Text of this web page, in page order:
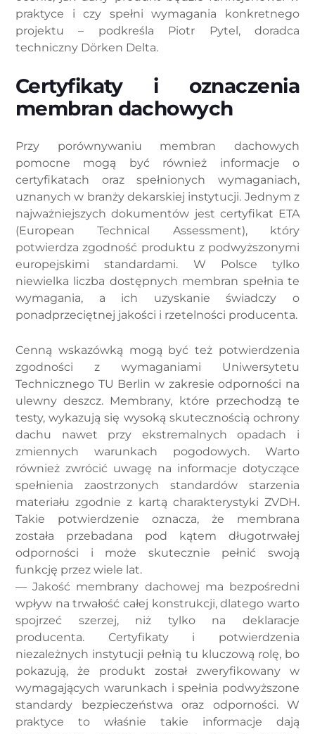
praktyce i czy spełni wymagania konkretnego
projektu – podkreśla Piotr Pytel, doradca
techniczny Dörken Delta.
Certyfikaty i oznaczenia
membran dachowych
Przy porównywaniu membran dachowych
pomocne mogą być również informacje o
certyfikatach oraz spełnionych wymaganiach,
uznanych w branży dekarskiej instytucji. Jednym z
najważniejszych dokumentów jest certyfikat ETA
(European Technical Assessment), który
potwierdza zgodność produktu z podwyższonymi
europejskimi standardami. W Polsce tylko
niewielka liczba dostępnych membran spełnia te
wymagania, a ich uzyskanie świadczy o
ponadprzeciętnej jakości i rzetelności producenta.
Cenną wskazówką mogą być też potwierdzenia
zgodności z wymaganiami Uniwersytetu
Technicznego TU Berlin w zakresie odporności na
ulewny deszcz. Membrany, które przechodzą te
testy, wykazują się wysoką skutecznością ochrony
dachu nawet przy ekstremalnych opadach i
zmiennych warunkach pogodowych. Warto
również zwrócić uwagę na informacje dotyczące
spełnienia zaostrzonych standardów starzenia
materiału zgodnie z kartą charakterystyki ZVDH.
Takie potwierdzenie oznacza, że membrana
została przebadana pod kątem długotrwałej
odporności i może skutecznie pełnić swoją
funkcję przez wiele lat.
— Jakość membrany dachowej ma bezpośredni
wpływ na trwałość całej konstrukcji, dlatego warto
spojrzeć szerzej, niż tylko na deklaracje
producenta. Certyfikaty i potwierdzenia
niezależnych instytucji pełnią tu kluczową rolę, bo
pokazują, że produkt został zweryfikowany w
wymagających warunkach i spełnia podwyższone
standardy bezpieczeństwa oraz odporności. W
praktyce to właśnie takie informacje dają